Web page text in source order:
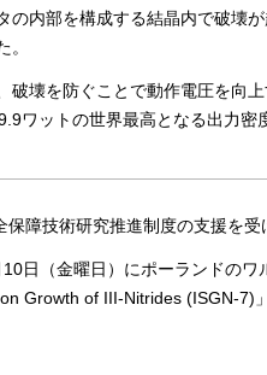
内部を構成する結晶内で破壊
破壊を防ぐことで動作電圧を向
ワットの世界最高となる出力密
障技術研究推進制度の支援を受
日（金曜日）にポーランドの
Growth of III-Nitrides (ISGN-7)